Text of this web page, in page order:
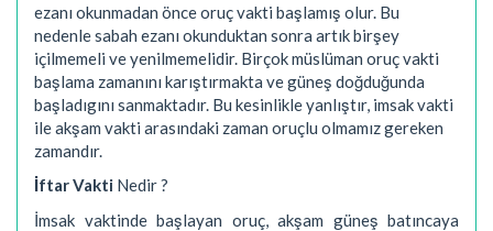
ezanı okunmadan önce oruç vakti başlamış olur. Bu
nedenle sabah ezanı okunduktan sonra artık birşey
içilmemeli ve yenilmemelidir. Birçok müslüman oruç vakti
başlama zamanını karıştırmakta ve güneş doğduğunda
başladıgını sanmaktadır. Bu kesinlikle yanlıştır, imsak vakti
ile akşam vakti arasındaki zaman oruçlu olmamız gereken
zamandır.
İftar Vakti Nedir ?
İmsak vaktinde başlayan oruç, akşam güneş batıncaya